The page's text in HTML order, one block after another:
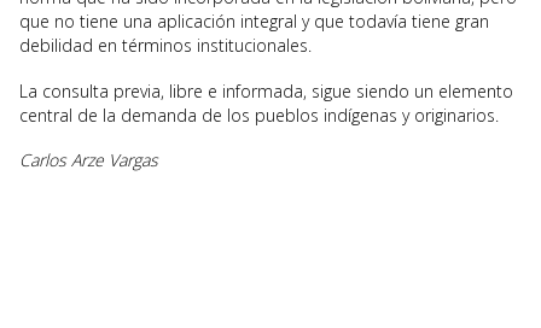
que no tiene una aplicación integral y que todavía tiene gran
debilidad en términos institucionales.
La consulta previa, libre e informada, sigue siendo un elemento
central de la demanda de los pueblos indígenas y originarios.
Carlos Arze Vargas